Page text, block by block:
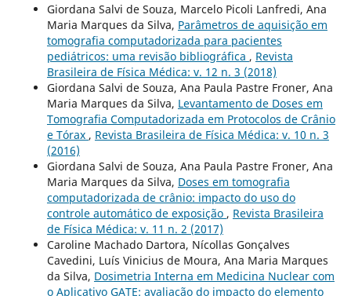
Giordana Salvi de Souza, Marcelo Picoli Lanfredi, Ana
Maria Marques da Silva, Parâmetros de aquisição em
tomografia computadorizada para pacientes
pediátricos: uma revisão bibliográfica , Revista
Brasileira de Física Médica: v. 12 n. 3 (2018)
Giordana Salvi de Souza, Ana Paula Pastre Froner, Ana
Maria Marques da Silva, Levantamento de Doses em
Tomografia Computadorizada em Protocolos de Crânio
e Tórax , Revista Brasileira de Física Médica: v. 10 n. 3
(2016)
Giordana Salvi de Souza, Ana Paula Pastre Froner, Ana
Maria Marques da Silva, Doses em tomografia
computadorizada de crânio: impacto do uso do
controle automático de exposição , Revista Brasileira
de Física Médica: v. 11 n. 2 (2017)
Caroline Machado Dartora, Nícollas Gonçalves
Cavedini, Luís Vinicius de Moura, Ana Maria Marques
da Silva, Dosimetria Interna em Medicina Nuclear com
o Aplicativo GATE: avaliação do impacto do elemento